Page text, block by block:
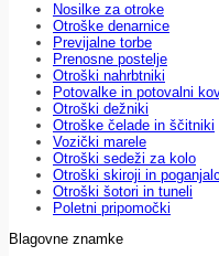
Nosilke za otroke
Otroške denarnice
Previjalne torbe
Prenosne postelje
Otroški nahrbtniki
Potovalke in potovalni
Otroški dežniki
Otroške čelade in ščitniki
Vozički marele
Otroški sedeži za kolo
Otroški skiroji in
Otroški šotori in tuneli
Poletni pripomočki
Blagovne znamke